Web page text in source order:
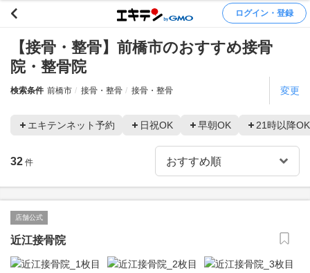
ログイン・登録
【接骨・整骨】前橋市のおすすめ接骨
院・整骨院
検索条件 前橋市 接骨・整骨 接骨・整骨 変更
エキテンネット予約 日祝OK 早朝OK 21時以降OK
32 件
店舗公式
近江接骨院